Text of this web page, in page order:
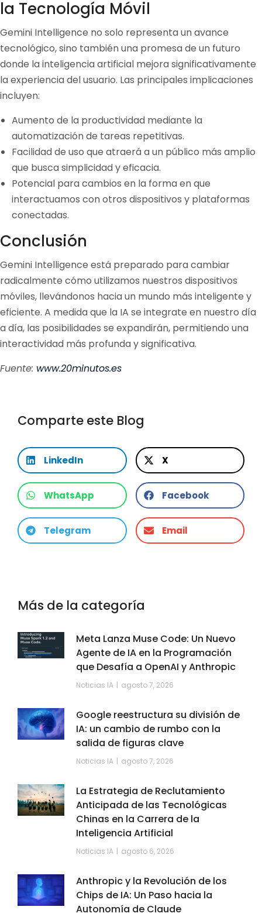
la Tecnología Móvil
Gemini Intelligence no solo representa un avance
tecnológico, sino también una promesa de un futuro
donde la inteligencia artificial mejora significativamente
la experiencia del usuario. Las principales implicaciones
incluyen:
Aumento de la productividad mediante la
automatización de tareas repetitivas.
Facilidad de uso que atraerá a un público más amplio
que busca simplicidad y eficacia.
Potencial para cambios en la forma en que
interactuamos con otros dispositivos y plataformas
conectadas.
Conclusión
Gemini Intelligence está preparado para cambiar
radicalmente cómo utilizamos nuestros dispositivos
móviles, llevándonos hacia un mundo más inteligente y
eficiente. A medida que la IA se integrate en nuestro día
a día, las posibilidades se expandirán, permitiendo una
interactividad más profunda y significativa.
Fuente: www.20minutos.es
Comparte este Blog
LinkedIn X
WhatsApp Facebook
Telegram Email
Más de la categoría
Meta Lanza Muse Code: Un Nuevo
Agente de IA en la Programación
que Desafía a OpenAI y Anthropic
Noticias IA agosto 7, 2026
Google reestructura su división de
IA: un cambio de rumbo con la
salida de figuras clave
Noticias IA agosto 7, 2026
La Estrategia de Reclutamiento
Anticipada de las Tecnológicas
Chinas en la Carrera de la
Inteligencia Artificial
Noticias IA agosto 6, 2026
Anthropic y la Revolución de los
Chips de IA: Un Paso hacia la
Autonomía de Claude